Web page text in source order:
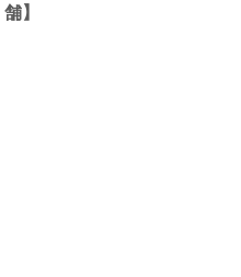
舗】